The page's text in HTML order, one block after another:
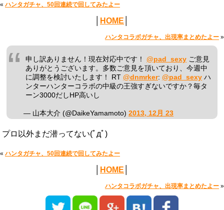
« ハンタガチャ、50回連続で回してみたよー
HOME
ハンタコラボガチャ、出現率まとめたよー »
申し訳ありません！現在対応中です！@pad_sexy ご意見
ありがとうございます。多数ご意見を頂いており、今週中
に調整を検討いたします！ RT@dnmrker:@pad_sexy ハ
ンターハンターコラボの中級の王強すぎないですか？毎タ
ーン3000だしHP高いし
— 山本大介 (@DaikeYamamoto)2013, 12月 23
プロ以外まだ潜ってない(ﾟдﾟ)
«ハンタガチャ、50回連続で回してみたよー
HOME
ハンタコラボガチャ、出現率まとめたよー »